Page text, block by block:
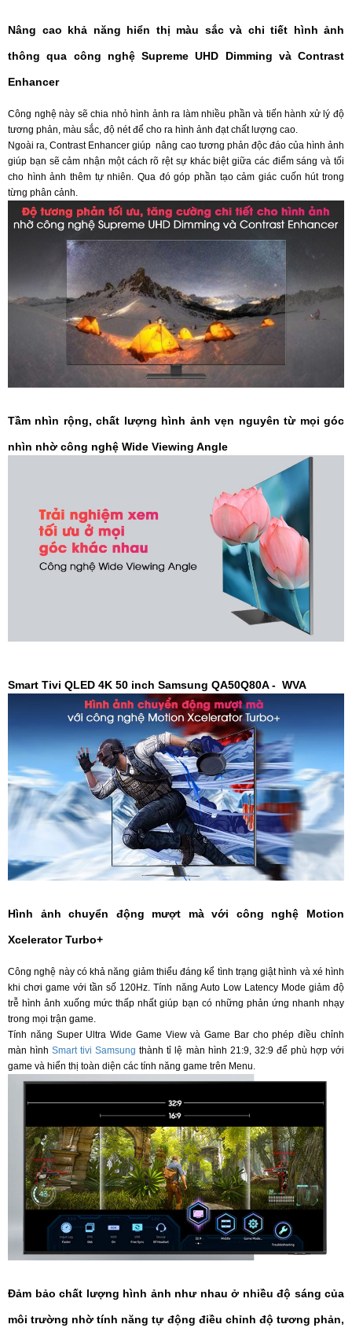
Nâng cao khả năng hiển thị màu sắc và chi tiết hình ảnh
thông qua công nghệ Supreme UHD Dimming và Contrast
Enhancer
Công nghệ này sẽ chia nhỏ hình ảnh ra làm nhiều phần và tiến hành xử lý độ
tương phản, màu sắc, độ nét để cho ra hình ảnh đạt chất lượng cao.
Ngoài ra, Contrast Enhancer giúp nâng cao tương phản độc đáo của hình ảnh
giúp bạn sẽ cảm nhận một cách rõ rệt sự khác biệt giữa các điểm sáng và tối
cho hình ảnh thêm tự nhiên. Qua đó góp phần tạo cảm giác cuốn hút trong
từng phân cảnh.
Tầm nhìn rộng, chất lượng hình ảnh vẹn nguyên từ mọi góc
nhìn nhờ công nghệ Wide Viewing Angle
Smart Tivi QLED 4K 50 inch Samsung QA50Q80A - WVA
Hình ảnh chuyển động mượt mà với công nghệ Motion
Xcelerator Turbo+
Công nghệ này có khả năng giảm thiểu đáng kể tình trạng giật hình và xé hình
khi chơi game với tần số 120Hz. Tính năng Auto Low Latency Mode giảm độ
trễ hình ảnh xuống mức thấp nhất giúp bạn có những phản ứng nhanh nhạy
trong mọi trận game.
Tính năng Super Ultra Wide Game View và Game Bar cho phép điều chỉnh
màn hìnhSmart tivi Samsung thành tỉ lệ màn hình 21:9, 32:9 để phù hợp với
game và hiển thị toàn diện các tính năng game trên Menu.
Đảm bảo chất lượng hình ảnh như nhau ở nhiều độ sáng của
môi trường nhờ tính năng tự động điều chỉnh độ tương phản,